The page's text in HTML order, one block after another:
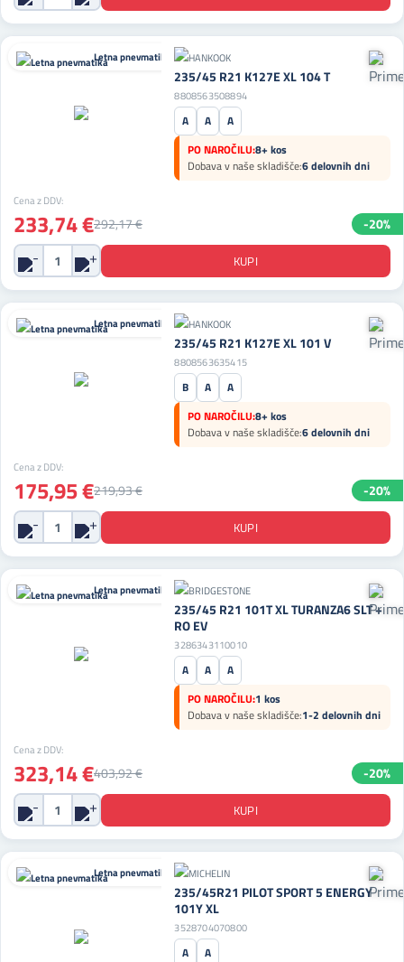
Letna pnevmatika
235/45 R21 K127E XL 104 T
8808563508894
A A
A
PO NAROČILU:8+ kos
Dobava v naše skladišče:6 delovnih dni
Cena z DDV:
233,74 €292,17 € -20%
Letna pnevmatika
235/45 R21 K127E XL 101 V
8808563635415
B A
A
PO NAROČILU:8+ kos
Dobava v naše skladišče:6 delovnih dni
Cena z DDV:
175,95 €219,93 € -20%
Letna pnevmatika
235/45 R21 101T XL TURANZA6 SLT +
RO EV
3286343110010
A A
A
PO NAROČILU:1 kos
Dobava v naše skladišče:1-2 delovnih dni
Cena z DDV:
323,14 €403,92 € -20%
Letna pnevmatika
235/45R21 PILOT SPORT 5 ENERGY
101Y XL
3528704070800
A
A